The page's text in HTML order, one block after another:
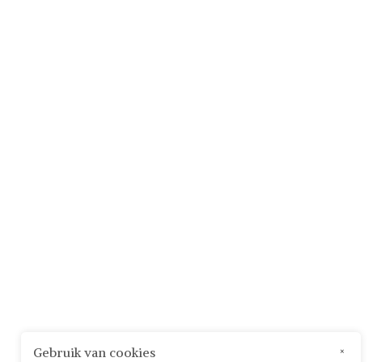
×
Gebruik van cookies